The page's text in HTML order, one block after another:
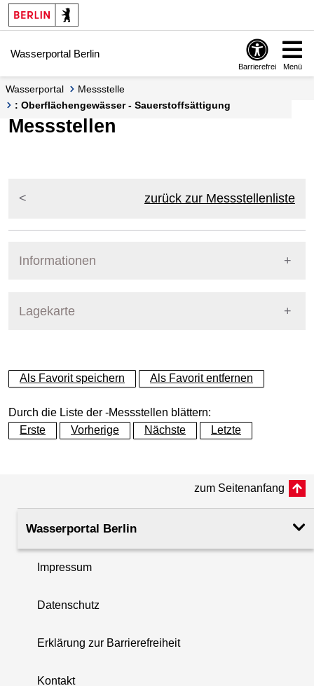
Springe zur Navigation
Springe zum Inhalt
Wasserportal Berlin
Barrierefrei Menü
Wasserportal
Messstelle
: Oberflächengewässer - Sauerstoffsättigung
Messstellen
zurück zur Messstellenliste
Informationen
Lagekarte
+
−
Als Favorit speichern Als Favorit entfernen
Durch die Liste der -Messstellen blättern:
Erste
Vorherige Nächste Letzte
zum Seitenanfang
Wasserportal Berlin
Impressum
Datenschutz
Erklärung zur Barrierefreiheit
Kontakt